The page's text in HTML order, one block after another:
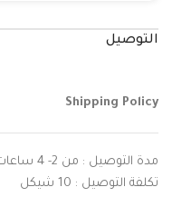
التوصيل
Shipping Policy
مدة التوصيل : من 2- 4 ساعات
تكلفة التوصيل : 10 شيكل